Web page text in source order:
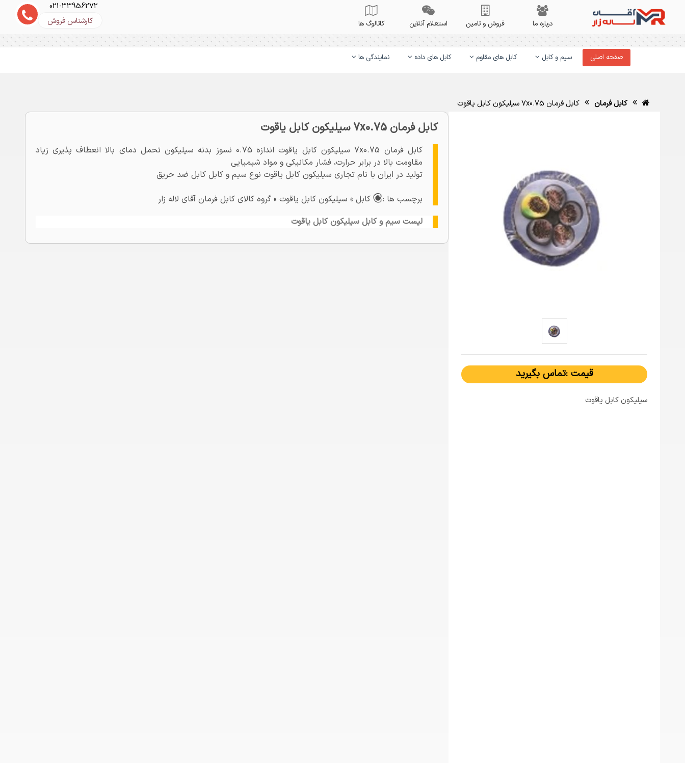
درباره ما فروش و تامین استعلام آنلاین کاتالوگ ها
021-33956272
کارشناس فروش
صفحه اصلی سیم و کابل کابل های مقاوم کابل های داده نمایندگی ها
کابل فرمان کابل فرمان 7x0.75 سیلیکون کابل یاقوت
قیمت :تماس بگیرید
سیلیکون کابل یاقوت
کابل فرمان 7x0.75 سیلیکون کابل یاقوت
کابل فرمان 7x0.75 سیلیکون کابل یاقوت اندازه 0.75 نسوز بدنه سیلیکون تحمل دمای بالا انعطاف پذیری زیاد
مقاومت بالا در برابر حرارت، فشار مکانیکی و مواد شیمیایی
تولید در ایران با نام تجاری سیلیکون کابل یاقوت نوع سیم و کابل کابل ضد حریق
برچسب ها :
کابل » سیلیکون کابل یاقوت » گروه کالای کابل فرمان آقای لاله زار
لیست سیم و کابل سیلیکون کابل یاقوت